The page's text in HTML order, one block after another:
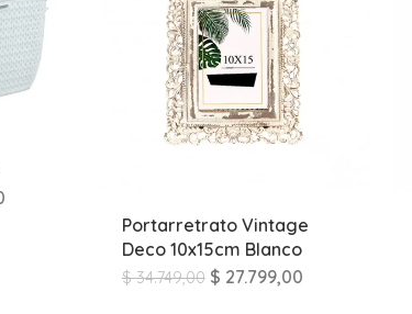
Portarretrato Vintage
Deco 10x15cm Blanco
$34.749,00 $ 27.799,00